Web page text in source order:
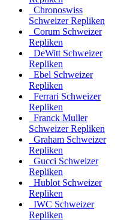
Chronoswiss
Schweizer Repliken
Corum Schweizer
Repliken
DeWitt Schweizer
Repliken
Ebel Schweizer
Repliken
Ferrari Schweizer
Repliken
Franck Muller
Schweizer Repliken
Graham Schweizer
Repliken
Gucci Schweizer
Repliken
Hublot Schweizer
Repliken
IWC Schweizer
Repliken